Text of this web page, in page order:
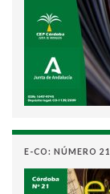
E-CO: NÚMERO 21